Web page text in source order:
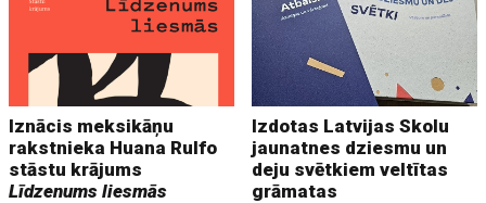
Iznācis meksikāņu
rakstnieka Huana Rulfo
stāstu krājums
Līdzenums liesmās
Izdotas Latvijas Skolu
jaunatnes dziesmu un
deju svētkiem veltītas
grāmatas